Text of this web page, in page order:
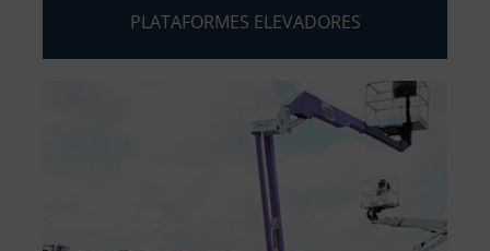
PLATAFORMES ELEVADORES